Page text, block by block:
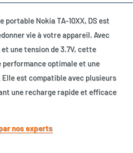
Nokia TA-10XX, DS est
vie à votre appareil. Avec
une tension de 3.7V, cette
optimale et une
est compatible avec plusieurs
une recharge rapide et efficace
nos experts